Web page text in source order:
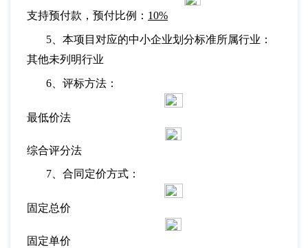
支持预付款，预付比例： 10%
5、本项目对应的中小企业划分标准所属行业：
其他未列明行业
6、评标方法：
最低价法
综合评分法
7、合同定价方式：
固定总价
固定单价